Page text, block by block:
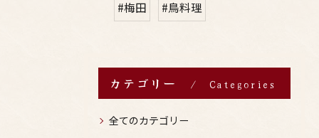
#梅田 #鳥料理
カテゴリー Categories
全てのカテゴリー